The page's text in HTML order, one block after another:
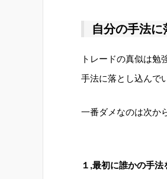
自分の手法に
トレードの真似は勉
手法に落とし込んで
一番ダメなのは次か
１,最初に誰かの手